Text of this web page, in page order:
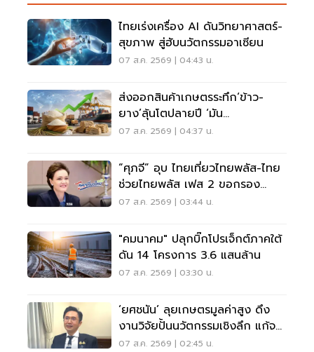
ไทยเร่งเครื่อง AI ดันวิทยาศาสตร์-
สุขภาพ สู่ฮับนวัตกรรมอาเซียน
07 ส.ค. 2569 | 04:43 น.
ส่งออกสินค้าเกษตรระทึก‘ข้าว-
ยาง’ลุ้นโตปลายปี ‘มัน
สำปะหลัง’โคม่ารับผลผลิตวูบ
07 ส.ค. 2569 | 04:37 น.
“ศุภจี” อุบ ไทยเที่ยวไทยพลัส-ไทย
ช่วยไทยพลัส เฟส 2 ขอกรอง
รอบคอบ ก่อนชง ครม.
07 ส.ค. 2569 | 03:44 น.
"คมนาคม" ปลุกบิ๊กโปรเจ็กต์ภาคใต้
ดัน 14 โครงการ 3.6 แสนล้าน
07 ส.ค. 2569 | 03:30 น.
‘ยศชนัน’ ลุยเกษตรมูลค่าสูง ดึง
งานวิจัยปั้นนวัตกรรมเชิงลึก แก้จน
ทั่วประเทศ
07 ส.ค. 2569 | 02:45 น.